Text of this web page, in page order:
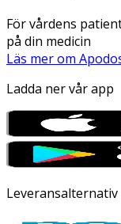
För vårdens
på din medicin
Läs mer om
Ladda ner vår app
Leveransalternativ